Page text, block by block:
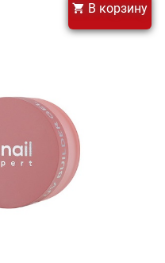
В корзину